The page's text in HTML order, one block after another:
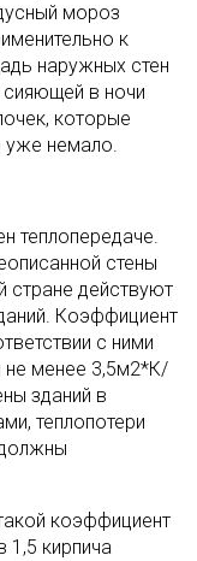
мороз
к
наружных стен
в ночи
которые
уже немало.
теплопередаче.
стены
действуют
Коэффициент
с ними
не менее 3,5м2*К/
зданий в
теплопотери
коэффициент
1,5 кирпича